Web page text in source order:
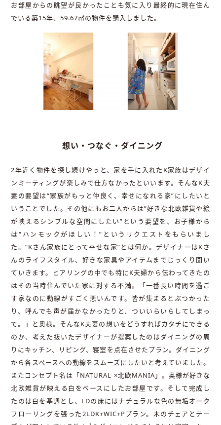
お部屋からの眺望が良かったことも気に入り最終的に現在住ん
でいる築15年、59.67㎡の物件を購入しました。
想い・つなぐ・ダイニング
2年近く物件を探し続けやっと、家を手に入れたK家族はデザイ
ンミーティングが楽しみで仕方なかったといいます。そんなK夫
妻の要望は“家族がもっと仲良く、幸せになれる家”にしたいと
いうことでした。その他にもお二人からは”好きな北欧雑貨や絵
が映えるシンプルな空間にしたい”という要望を、お子様から
は“ハンモックがほしい！”というリクエストをもらいまし
た。“Kさん家族にとって幸せな家”とは何か。デザイナーはKさ
んのライフスタイル、好きな家具やアイテムまでじっくり聞い
ていきます。ヒアリングの中でも特にK夫婦から伝わってきたの
はその当時住んでいた家に対する不満。「一番長い時間を過ご
す家なのに動線がすごく悪いんです。皆が集まるとぶつかった
り、呼んでも声が届かなかったりと、ついいらいらしてしまっ
て。」と奥様。そんなK夫妻の想いをどうすればカタチにできる
のか、考えた抜いたデザイナーが提案したのはダイニングの周
りにキッチン、リビング、寝室を点在させたプラン。ダイニング
から各スペースへの動線をスムーズにしたいと考えていました。
またコンセプト名は「NATURAL ×北欧MANIA」。奥様が好きな
北欧雑貨が映える白をベースにしたお部屋です。そして完成し
たのは白を基調とし、LDの床にはナチュラルな色の無垢オーク
フローリングを張った2LDK+WIC+Pプラン。木のチェアとテー